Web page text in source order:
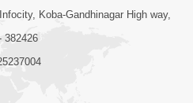
15:00
| SMVS Spiritual
Gyan
Koba-Gandhinagar High way,
382426